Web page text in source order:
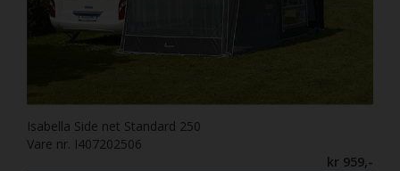
Isabella Side net Standard 250
Vare nr. I407202506
kr 959,-